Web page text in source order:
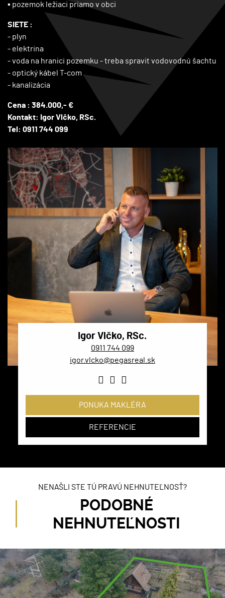
▪ pozemok ležiaci priamo v obci
SIETE :
- plyn
- elektrina
- voda na hranici pozemku - treba spravit vodovodnú šachtu
- optický kábel T-com
- kanalizácia
Cena : 384.000,- €
Kontakt: Igor Vlčko, RSc.
Tel: 0911 744 099
Igor Vlčko, RSc.
0911 744 099
igor.vlcko@pegasreal.sk
PONUKA MAKLÉRA
REFERENCIE
NENAŠLI STE TÚ PRAVÚ NEHNUTEĽNOSŤ?
PODOBNÉ
NEHNUTEĽNOSTI